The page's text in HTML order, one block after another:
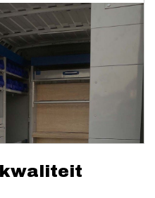
kwaliteit